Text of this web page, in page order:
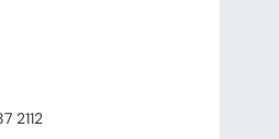
2112